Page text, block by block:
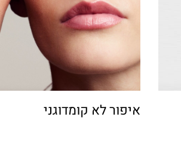
איפור לא קומדוגני